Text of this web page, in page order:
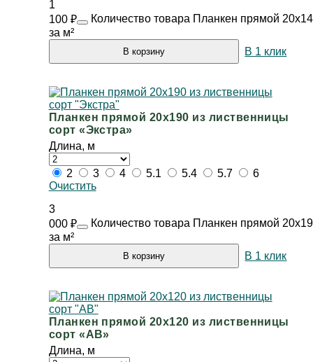
1
100 ₽
за м²
Количество товара Планкен прямой
В корзину В 1 клик
Планкен прямой 20х190 из лиственницы
сорт «Экстра»
Длина, м
2 3 4 5.1 5.4 5.7
6
Очистить
3
000 ₽
за м²
Количество товара Планкен прямой
В корзину В 1 клик
Планкен прямой 20х120 из лиственницы
сорт «АВ»
Длина, м